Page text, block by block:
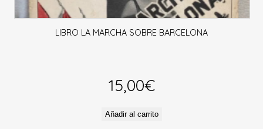
LIBRO LA MARCHA SOBRE BARCELONA
15,00€
Añadir al carrito